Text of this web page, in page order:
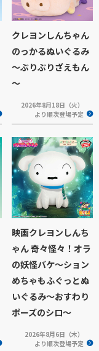
クレヨンしんちゃん
のっかるぬいぐるみ
～ぶりぶりざえもん
～
2026年8月18日（火）
より順次登場予定
映画クレヨンしんち
ゃん 奇々怪々！オラ
の妖怪バケ～ション
めちゃもふぐっとぬ
いぐるみ～おすわり
ポーズのシロ～
2026年8月6日（木）
より順次登場予定